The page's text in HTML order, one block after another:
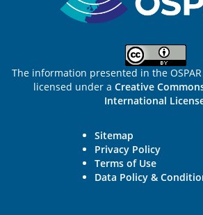
The information presented in the
licensed under a Creative
International
Sitemap
Privacy Policy
Terms of Use
Data Policy &